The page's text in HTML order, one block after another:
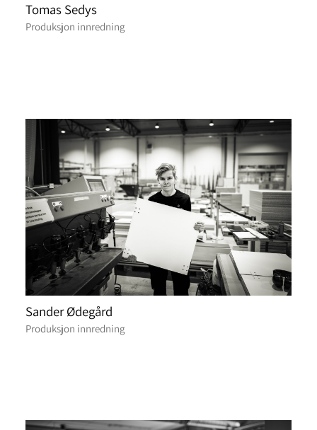
Tomas Sedys
Produksjon innredning
Sander Ødegård
Produksjon innredning